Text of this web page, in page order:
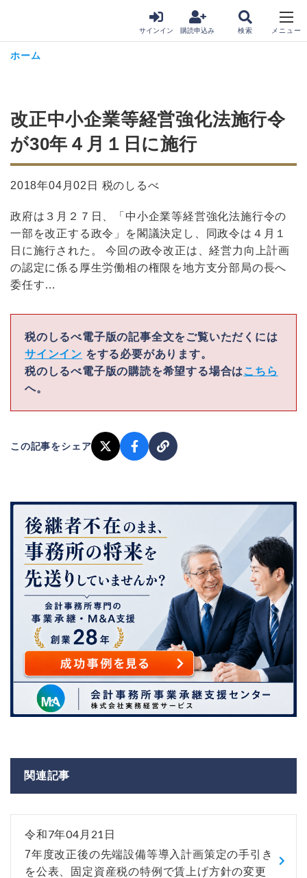
サインイン 購読申込み
ホーム
改正中小企業等経営強化法施行令
が30年４月１日に施行
2018年04月02日 税のしるべ
政府は３月２７日、「中小企業等経営強化法施行令の
一部を改正する政令」を閣議決定し、同政令は４月１
日に施行された。 今回の政令改正は、経営力向上計画
の認定に係る厚生労働相の権限を地方支分部局の長へ
委任す…
税のしるべ電子版の記事全文をご覧いただくには
サインイン をする必要があります。
税のしるべ電子版の購読を希望する場合は こちら
へ。
この記事をシェア
関連記事
令和7年04月21日
7年度改正後の先端設備等導入計画策定の手引き
を公表、固定資産税の特例で賃上げ方針の変更